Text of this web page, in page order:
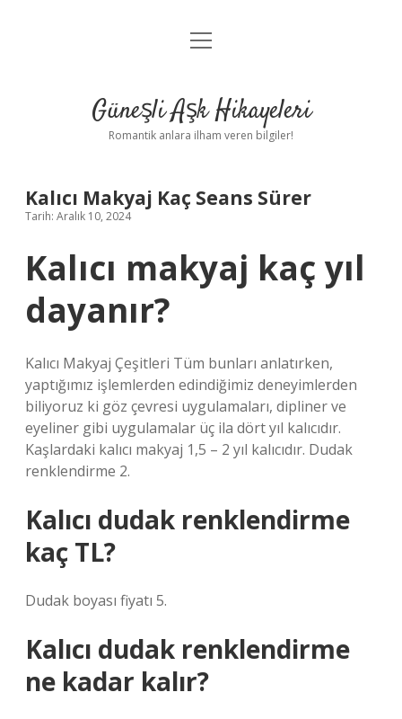
Anasayfa
Yasal Uyarı
menüyü
Güneşli Aşk Hikayeleri
Romantik anlara ilham veren bilgiler!
Kalıcı Makyaj Kaç Seans Sürer
Tarih: Aralık 10, 2024
Kalıcı makyaj kaç yıl
dayanır?
Kalıcı Makyaj Çeşitleri Tüm bunları anlatırken,
yaptığımız işlemlerden edindiğimiz deneyimlerden
biliyoruz ki göz çevresi uygulamaları, dipliner ve
eyeliner gibi uygulamalar üç ila dört yıl kalıcıdır.
Kaşlardaki kalıcı makyaj 1,5 – 2 yıl kalıcıdır. Dudak
renklendirme 2.
Kalıcı dudak renklendirme
kaç TL?
Dudak boyası fiyatı 5.
Kalıcı dudak renklendirme
ne kadar kalır?